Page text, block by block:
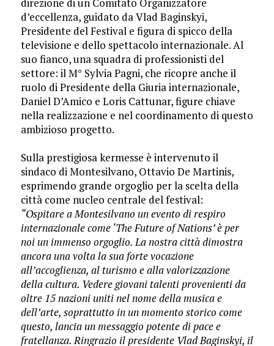
direzione di un Comitato Organizzatore
d’eccellenza, guidato da Vlad Baginskyi,
Presidente del Festival e figura di spicco della
televisione e dello spettacolo internazionale. Al
suo fianco, una squadra di professionisti del
settore: il M° Sylvia Pagni, che ricopre anche il
ruolo di Presidente della Giuria internazionale,
Daniel D’Amico e Loris Cattunar, figure chiave
nella realizzazione e nel coordinamento di questo
ambizioso progetto.
​Sulla prestigiosa kermesse è intervenuto il
sindaco di Montesilvano, Ottavio De Martinis,
esprimendo grande orgoglio per la scelta della
città come nucleo centrale del festival:
“Ospitare a Montesilvano un evento di respiro
internazionale come ‘The Future of Nations’ è per
noi un immenso orgoglio. La nostra città dimostra
ancora una volta la sua forte vocazione
all’accoglienza, al turismo e alla valorizzazione
della cultura. Vedere giovani talenti provenienti da
oltre 15 nazioni uniti nel nome della musica e
dell’arte, soprattutto in un momento storico come
questo, lancia un messaggio potente di pace e
fratellanza. Ringrazio il presidente Vlad Baginskyi, il